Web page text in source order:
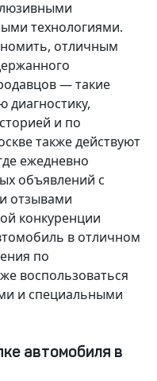
технологиями.
отличным
— такие
и по
также действуют
ежедневно
объявлений с
отзывами
конкуренции
в отличном
по
воспользоваться
и специальными
автомобиля в